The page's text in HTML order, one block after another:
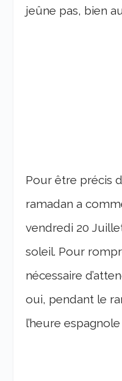
jeûne pas, bien
Pour être précis
ramadan a
vendredi 20
soleil. Pour
nécessaire
oui, pendant le
l’heure espagnole